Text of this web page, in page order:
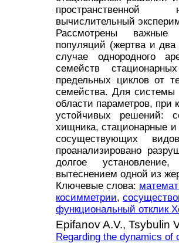
пространственной
вычислительный
Рассмотрены
популяций (жертва и
случае однородного
семейств
предельных циклов от
семейства. Для
области параметров, при
устойчивых решений:
хищника, стационарные и
сосуществующих
проанализировано
долгое
вытеснением одной из
Ключевые слова:
косимметрии,
функциональный отклик
Epifanov A.V., Tsybulin
Regarding the dynamics